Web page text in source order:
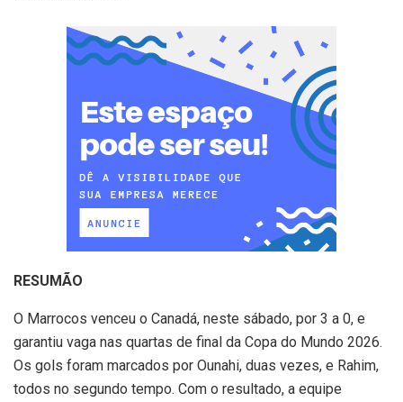
RESUMÃO
O Marrocos venceu o Canadá, neste sábado, por 3 a 0, e
garantiu vaga nas quartas de final da Copa do Mundo 2026.
Os gols foram marcados por Ounahi, duas vezes, e Rahim,
todos no segundo tempo. Com o resultado, a equipe